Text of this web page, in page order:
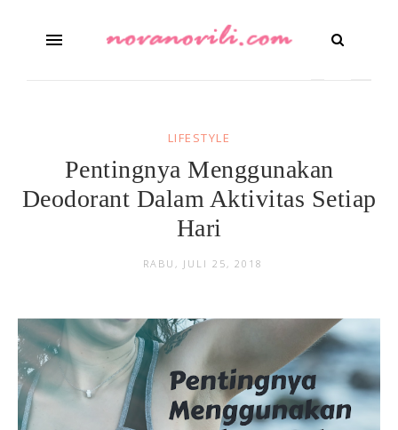
LIFESTYLE
Pentingnya Menggunakan
Deodorant Dalam Aktivitas Setiap
Hari
RABU, JULI 25, 2018